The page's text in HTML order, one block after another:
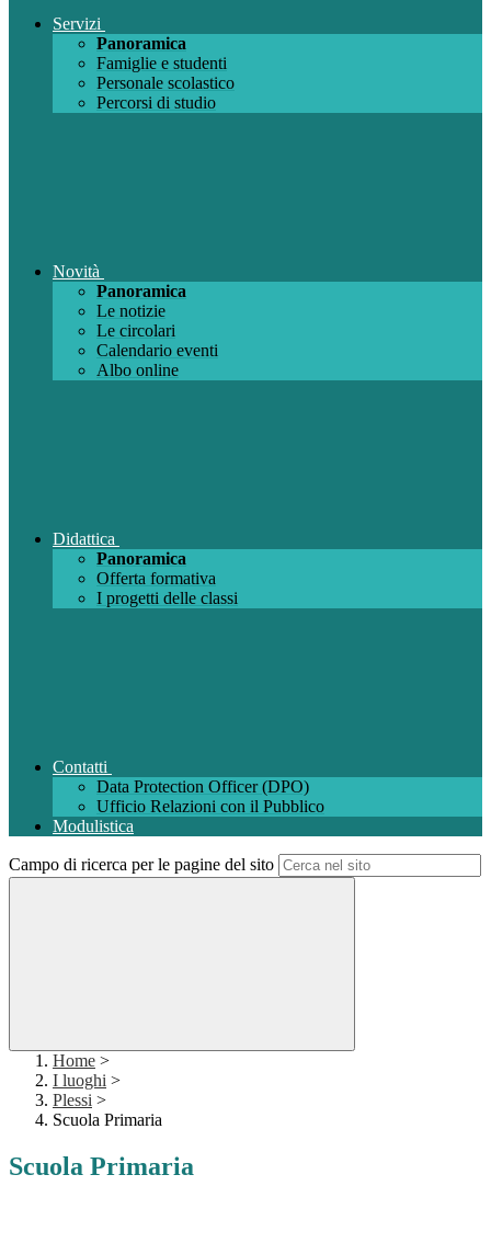
Servizi
Panoramica
Famiglie e studenti
Personale scolastico
Percorsi di studio
Novità
Panoramica
Le notizie
Le circolari
Calendario eventi
Albo online
Didattica
Panoramica
Offerta formativa
I progetti delle classi
Contatti
Data Protection Officer (DPO)
Ufficio Relazioni con il Pubblico
Modulistica
Campo di ricerca per le pagine del sito
Home >
I luoghi >
Plessi >
Scuola Primaria
Scuola Primaria